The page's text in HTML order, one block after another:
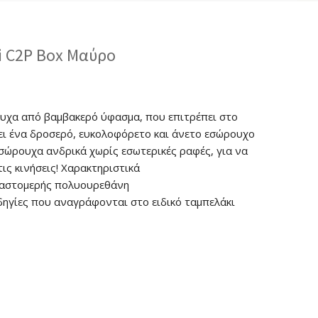
Box Μαύρο
από βαμβακερό ύφασμα, που επιτρέπει στο
ένα δροσερό, ευκολοφόρετο και άνετο εσώρουχο
ανδρικά χωρίς εσωτερικές ραφές, για να
κινήσεις! Χαρακτηριστικά
πολυουρεθάνη
που αναγράφονται στο ειδικό ταμπελάκι